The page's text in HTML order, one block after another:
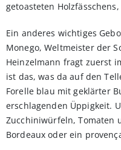
getoasteten
Ein anderes wichtiges
Monego, Weltmeister der
Heinzelmann fragt zuerst
ist das, was da auf den
Forelle blau mit geklärter
erschlagenden Üppigkeit.
Zucchiniwürfeln, Tomaten
Bordeaux oder ein